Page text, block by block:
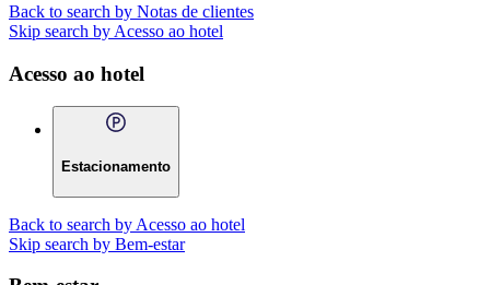
Back to search by Notas de clientes
Skip search by Acesso ao hotel
Acesso ao hotel
Estacionamento
Back to search by Acesso ao hotel
Skip search by Bem-estar